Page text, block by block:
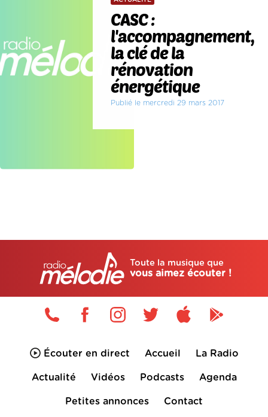
CASC :
l'accompagnement,
la clé de la
rénovation
énergétique
Publié le mercredi 29 mars 2017
Toute la musique que
vous aimez écouter !
Écouter en direct Accueil La Radio
Actualité Vidéos Podcasts Agenda
Petites annonces Contact